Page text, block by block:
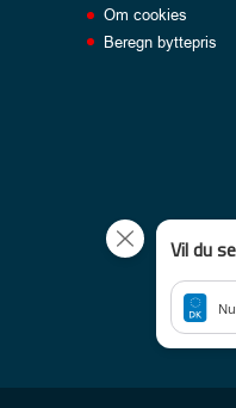
Om cookies
Beregn byttepris
Vil du